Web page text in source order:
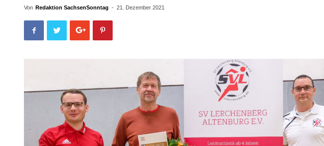
Von Redaktion SachsenSonntag - 21. Dezember 2021